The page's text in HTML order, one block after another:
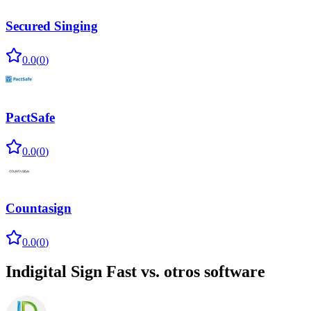
Secured Singing
0.0(0)
PactSafe
0.0(0)
Countasign
0.0(0)
Indigital Sign Fast vs. otros software